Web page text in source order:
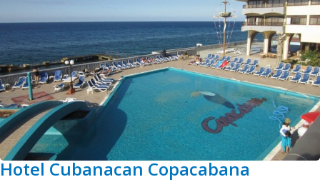
Hotel Cubanacan Copacabana